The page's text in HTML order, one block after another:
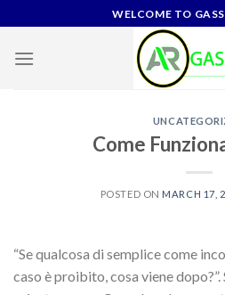
to
content
WELCOME TO
Come
POSTED ON MARCH 17,
“Se qualcosa di semplice come
caso è proibito, cosa viene dopo?”.